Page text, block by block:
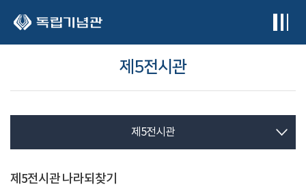
제5전시관
제5전시관
제5전시관 나라되찾기